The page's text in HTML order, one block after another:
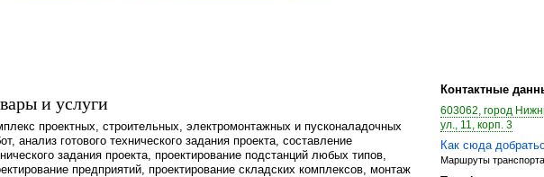
и услуги
проектных, строительных, электромонтажных и пусконаладочных
анализ готового технического задания проекта, составление
задания проекта, проектирование подстанций любых типов,
предприятий, проектирование складских комплексов, монтаж
Контактные
603062, город
ул., 11, корп. 3
Как сюда
Маршруты транспорта